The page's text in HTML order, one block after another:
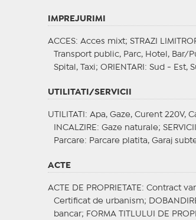
IMPREJURIMI
ACCES: Acces mixt; STRAZI
Transport public, Parc, Hotel,
Spital, Taxi; ORIENTARI : Sud - Est,
UTILITATI/SERVICII
UTILITATI : Apa, Gaze, Curent 220V,
INCALZIRE : Gaze naturale; SERVICII
Parcare: Parcare platita, Garaj
ACTE
ACTE DE PROPRIETATE : Contract
Certificat de urbanism;
bancar; FORMA TITLULUI DE